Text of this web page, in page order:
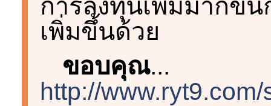
เพิ่มขึ้นด้วย
ขอบคุณ...
http://